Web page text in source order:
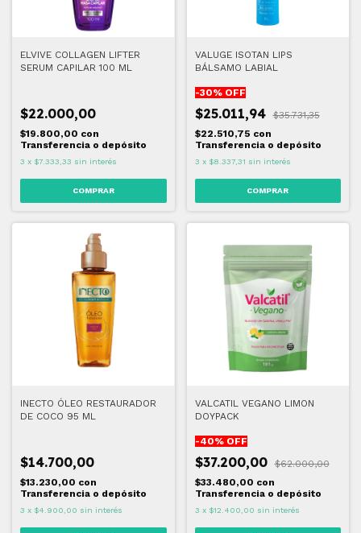
ELVIVE COLLAGEN LIFTER
SERUM CAPILAR 100 ML
$22.000,00
$19.800,00 con
Transferencia o depósito
3 x $7.333,33 sin interés
VALUGE ISOTAN LIPS
BÁLSAMO LABIAL
-30% OFF
$25.011,94
$35.731,35
$22.510,75 con
Transferencia o depósito
3 x $8.337,31 sin interés
INECTO ÓLEO RESTAURADOR
DE COCO 95 ML
$14.700,00
$13.230,00 con
Transferencia o depósito
3 x $4.900,00 sin interés
VALCATIL VEGANO LIMON
DOYPACK
-40% OFF
$37.200,00
$62.000,00
$33.480,00 con
Transferencia o depósito
3 x $12.400,00 sin interés